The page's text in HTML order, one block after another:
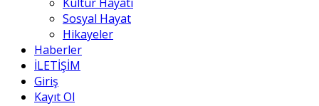
Kültür Hayatı
Sosyal Hayat
Hikayeler
Haberler
İLETİŞİM
Giriş
Kayıt Ol